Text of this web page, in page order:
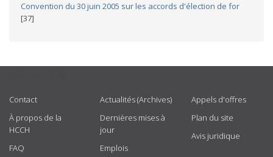
Convention du 30 juin 2005 sur les accords d'élection de for
[37]
Contact
À propos de la
HCCH
FAQ
Actualités (Archives)
Dernières mises à
jour
Emplois
Appels d'offres
Plan du site
Avis juridique